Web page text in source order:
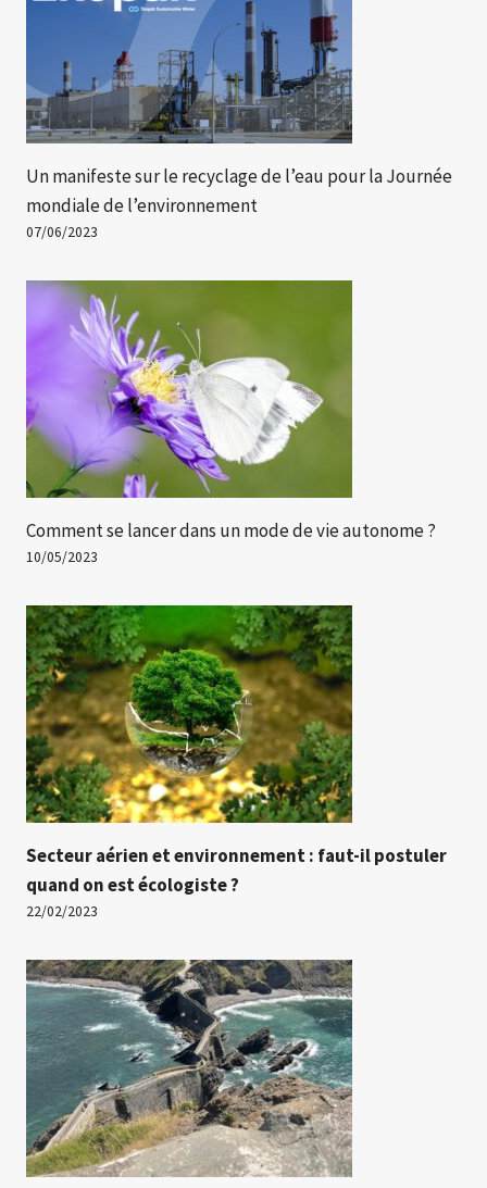
Un manifeste sur le recyclage de l’eau pour la Journée
mondiale de l’environnement
07/06/2023
Comment se lancer dans un mode de vie autonome ?
10/05/2023
Secteur aérien et environnement : faut-il postuler
quand on est écologiste ?
22/02/2023